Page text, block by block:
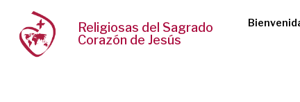
Religiosas del Sagrado
Corazón de Jesús